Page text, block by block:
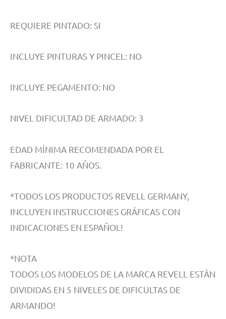
REQUIERE PINTADO: SI
INCLUYE PINTURAS Y PINCEL: NO
INCLUYE PEGAMENTO: NO
NIVEL DIFICULTAD DE ARMADO: 3
EDAD MÍNIMA RECOMENDADA POR EL
FABRICANTE: 10 AÑOS.
*TODOS LOS PRODUCTOS REVELL GERMANY,
INCLUYEN INSTRUCCIONES GRÁFICAS CON
INDICACIONES EN ESPAÑOL!
*NOTA
TODOS LOS MODELOS DE LA MARCA REVELL ESTÁN
DIVIDIDAS EN 5 NIVELES DE DIFICULTAS DE
ARMANDO!